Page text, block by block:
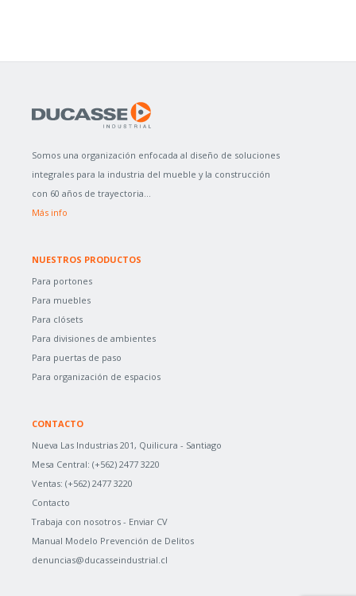
Somos una organización enfocada al diseño de soluciones
integrales para la industria del mueble y la construcción
con 60 años de trayectoria...
Más info
NUESTROS PRODUCTOS
Para portones
Para muebles
Para clósets
Para divisiones de ambientes
Para puertas de paso
Para organización de espacios
CONTACTO
Nueva Las Industrias 201, Quilicura - Santiago
Mesa Central: (+562) 2477 3220
Ventas: (+562) 2477 3220
Contacto
Trabaja con nosotros - Enviar CV
Manual Modelo Prevención de Delitos
denuncias@ducasseindustrial.cl